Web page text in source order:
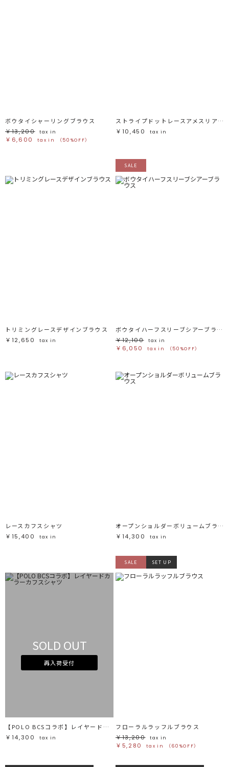
ボウタイシャーリングブラウス
￥13,200
tax in
￥6,600 tax in （50%OFF）
ストライプドットレースアメスリアシメブラウス
￥10,450
tax in
トリミングレースデザインブラウス
￥12,650
tax in
SALE
ボウタイハーフスリーブシアーブラウス
￥12,100
tax in
￥6,050 tax in （50%OFF）
レースカフスシャツ
￥15,400
tax in
オープンショルダーボリュームブラウス
￥14,300
tax in
SOLD OUT
再入荷受付
【POLO BCSコラボ】レイヤードカラーカフスシャツ
￥14,300
tax in
SALE SET UP
フローラルラッフルブラウス
￥13,200
tax in
￥5,280 tax in （60%OFF）